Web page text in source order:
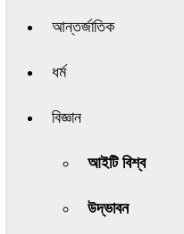
আন্তর্জাতিক
ধর্ম
বিজ্ঞান
আইটি বিশ্ব
উদ্ভাবন